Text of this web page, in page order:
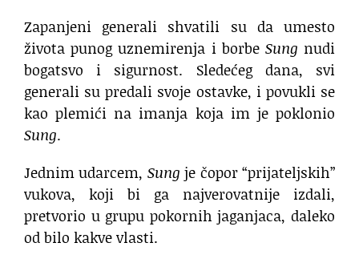
Zapanjeni generali shvatili su da umesto
života punog uznemirenja i borbe Sung nudi
bogatsvo i sigurnost. Sledećeg dana, svi
generali su predali svoje ostavke, i povukli se
kao plemići na imanja koja im je poklonio
Sung.
Jednim udarcem, Sung je čopor “prijateljskih”
vukova, koji bi ga najverovatnije izdali,
pretvorio u grupu pokornih jaganjaca, daleko
od bilo kakve vlasti.